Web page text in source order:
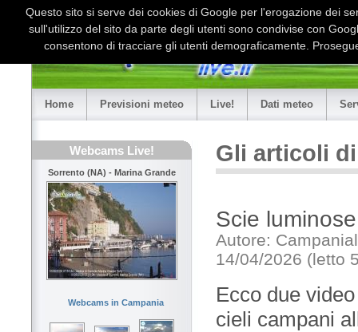
Home Previsioni meteo Live! Dati meteo
Webcams Live!
Sorrento (NA) - Marina Grande
Webcams in Campania
Gli articoli
Scie
Autore:
14/04/2026 (letto
Ecco due
cieli campani
Questo sito si serve dei cookies di Google per l'erogazione dei
sull'utilizzo del sito da parte degli utenti sono condivise con
consentono di tracciare gli utenti demograficamente.